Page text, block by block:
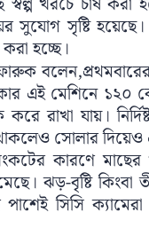
সুযোগ সৃষ্টি হয়েছে।
হচ্ছে।
এই মেশিনে ১২০
রাখা যায়।
সোলার
কারণে
ঝড়-বৃষ্টি কিংবা
সিসি